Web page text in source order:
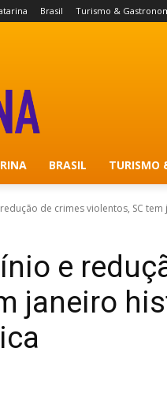
Brasil Turismo &
BRASIL TURISMO
de crimes violentos, SC
e
janeiro